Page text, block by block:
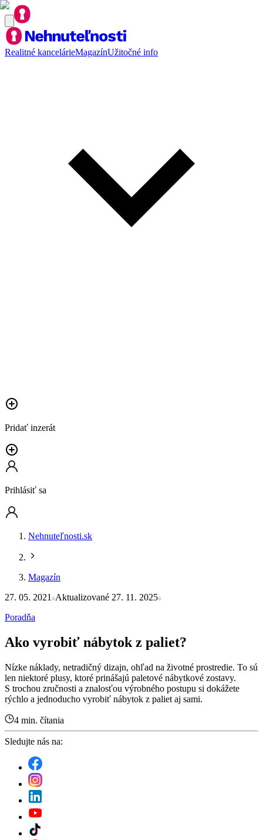
Realitné kancelárieMagazínUžitočné info
Pridať inzerát
Prihlásiť sa
Nehnuteľnosti.sk
Magazín
27. 05. 2021 Aktualizované 27. 11. 2025
Poradňa
Ako vyrobiť nábytok z paliet?
Nízke náklady, netradičný dizajn, ohľad na životné prostredie. To sú
len niektoré plusy, ktoré prinášajú paletové nábytkové zostavy.
S trochou zručnosti a znalosťou výrobného postupu si dokážete
rýchlo a jednoducho vyrobiť nábytok z paliet aj sami.
4 min. čítania
Sledujte nás na: